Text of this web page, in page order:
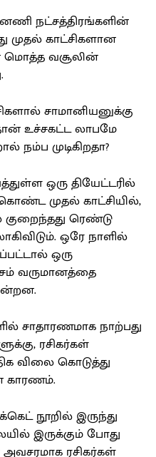
நட்சத்திரங்களின்
முதல் காட்சிகளான
மொத்த வசூலின்
சாமானியனுக்கு
உச்சகட்ட லாபமே
நம்ப முடிகிறதா?
ஒரு தியேட்டரில்
முதல் காட்சியில்,
குறைந்தது ரெண்டு
ஒரே நாளில்
ஒரு
வருமானத்தை
சாதாரணமாக நாற்பது
ரசிகர்கள்
விலை கொடுத்து
காரணம்.
நூறில் இருந்து
இருக்கும் போது
ரசிகர்கள்